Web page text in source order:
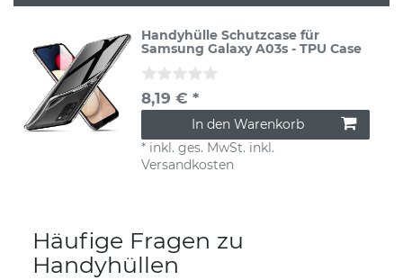
Handyhülle Schutzcase für
Samsung Galaxy A03s - TPU Case
8,19 € *
In den Warenkorb
* inkl. ges. MwSt. inkl.
Versandkosten
Häufige Fragen zu
Handyhüllen